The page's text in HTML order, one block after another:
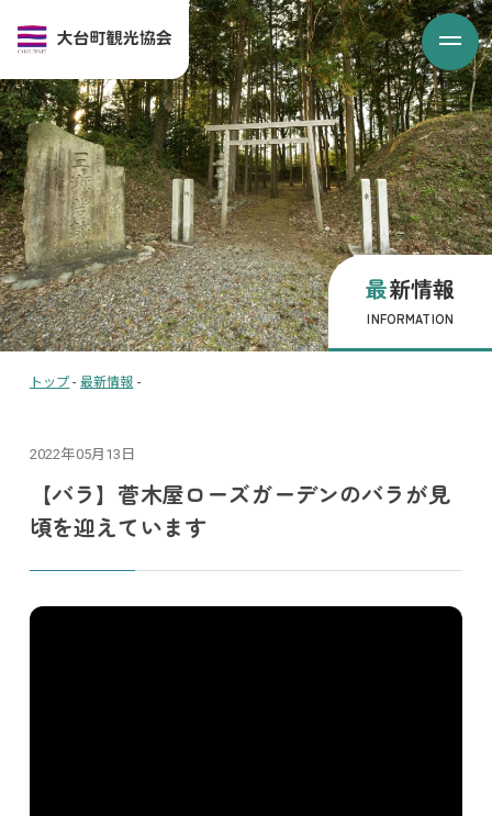
最新情報
INFORMATION
トップ - 最新情報 -
2022年05月13日
【バラ】菅木屋ローズガーデンのバラが見
頃を迎えています